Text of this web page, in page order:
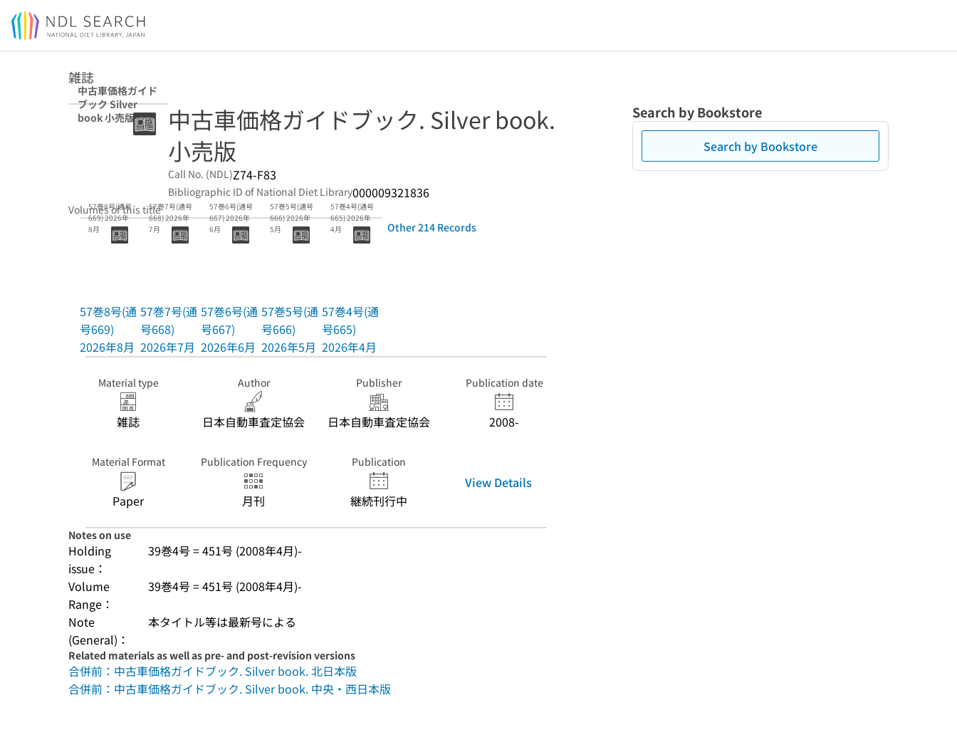
Jump to main content
雑誌
中古車価格ガイド
ブック Silver
book 小売版
中古車価格ガイドブック. Silver book.
小売版
Call No. (NDL)Z74-F83
Bibliographic ID of National Diet Library000009321836
Volumes of this title
57巻8号(通号
669) 2026年
8月
57巻8号(通
号669)
2026年8月
57巻7号(通号
668) 2026年
7月
57巻7号(通
号668)
2026年7月
57巻6号(通号
667) 2026年
6月
57巻6号(通
号667)
2026年6月
57巻5号(通号
666) 2026年
5月
57巻5号(通
号666)
2026年5月
57巻4号(通号
665) 2026年
4月
57巻4号(通
号665)
2026年4月
Other 214 Records
Material type
雑誌
Author
日本自動車査定協会
Publisher
日本自動車査定協会
Publication date
2008-
Material Format
Paper
Publication Frequency
月刊
Publication
継続刊行中
View Details
Notes on use
Holding
issue：
39巻4号 = 451号 (2008年4月)-
Volume
Range：
39巻4号 = 451号 (2008年4月)-
Note
(General)：
本タイトル等は最新号による
Related materials as well as pre- and post-revision versions
合併前：中古車価格ガイドブック. Silver book. 北日本版
合併前：中古車価格ガイドブック. Silver book. 中央・西日本版
Search by Bookstore
Search by Bookstore